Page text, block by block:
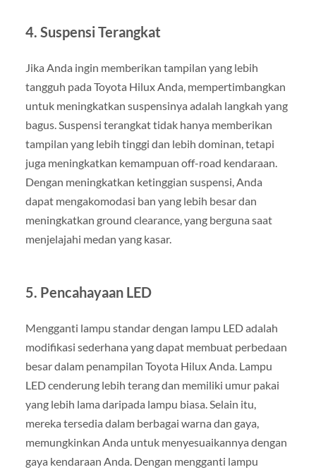
4. Suspensi Terangkat
Jika Anda ingin memberikan tampilan yang lebih
tangguh pada Toyota Hilux Anda, mempertimbangkan
untuk meningkatkan suspensinya adalah langkah yang
bagus. Suspensi terangkat tidak hanya memberikan
tampilan yang lebih tinggi dan lebih dominan, tetapi
juga meningkatkan kemampuan off-road kendaraan.
Dengan meningkatkan ketinggian suspensi, Anda
dapat mengakomodasi ban yang lebih besar dan
meningkatkan ground clearance, yang berguna saat
menjelajahi medan yang kasar.
5. Pencahayaan LED
Mengganti lampu standar dengan lampu LED adalah
modifikasi sederhana yang dapat membuat perbedaan
besar dalam penampilan Toyota Hilux Anda. Lampu
LED cenderung lebih terang dan memiliki umur pakai
yang lebih lama daripada lampu biasa. Selain itu,
mereka tersedia dalam berbagai warna dan gaya,
memungkinkan Anda untuk menyesuaikannya dengan
gaya kendaraan Anda. Dengan mengganti lampu